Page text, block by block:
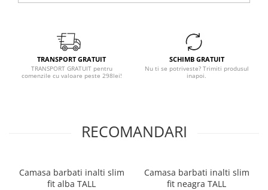
TRANSPORT GRATUIT
TRANSPORT GRATUIT pentru
comenzile cu valoare peste 298lei!
SCHIMB GRATUIT
Nu ti se potriveste? Trimiti produsul
inapoi.
RECOMANDARI
Camasa barbati inalti slim
fit alba TALL
Camasa barbati inalti slim
fit neagra TALL